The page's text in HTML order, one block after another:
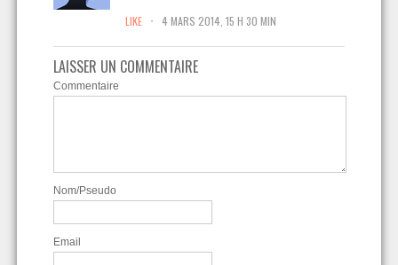
LIKE . 4 MARS 2014, 15 H 30 MIN
LAISSER UN COMMENTAIRE
Commentaire
Nom/Pseudo
Email